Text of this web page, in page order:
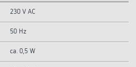
230 V AC
50 Hz
ca. 0,5 W